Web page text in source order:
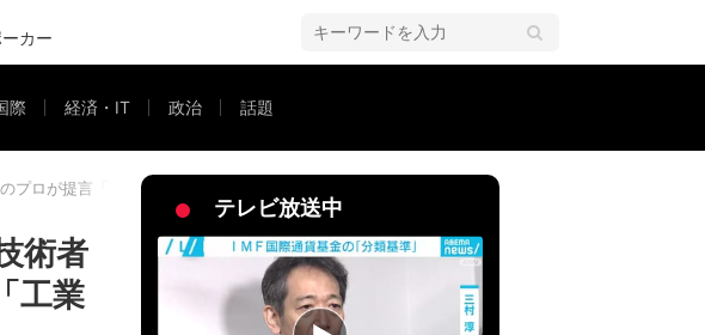
カー
際 経済・IT 政治 話題
ロが提言「工業高校で“設備科”の拡充を」
術者
工業
テレビ放送中